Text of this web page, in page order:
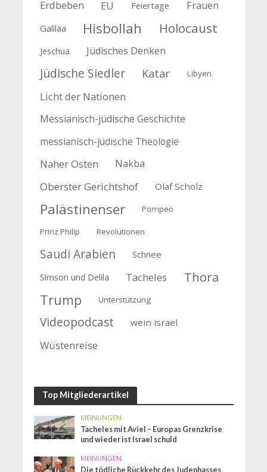
Erdbeben EU Feiertage Frauen
Galiläa Hisbollah Holocaust
Jeschua Jüdisches Denken
Jüdische Siedler Katar Libyen
Licht der Nationen
Messianisch-jüdische Geschichte
messianisch-jüdische Theologie
Naher Osten Nakba
Oberster Gerichtshof Olaf Scholz
Palästinenser Pompeo
Prinz Philip Revolutionen
Saudi Arabien Schnee
Simson und Delila Tacheles Thora
Trump Unterstützung
Videopodcast wein israel
Wüstenreise
Top Mitgliederartikel
MEINUNGEN
Tacheles mit Aviel – Europas Grenzkrise
und wieder ist Israel schuld
MEINUNGEN
Die tödliche Rückkehr des Judenhasses